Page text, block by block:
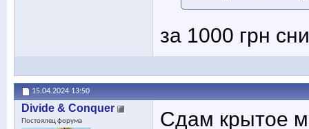
за 1000 грн
15.04.2024 13:50
Divide & Conquer
Постоялец форума
Сдам крытое